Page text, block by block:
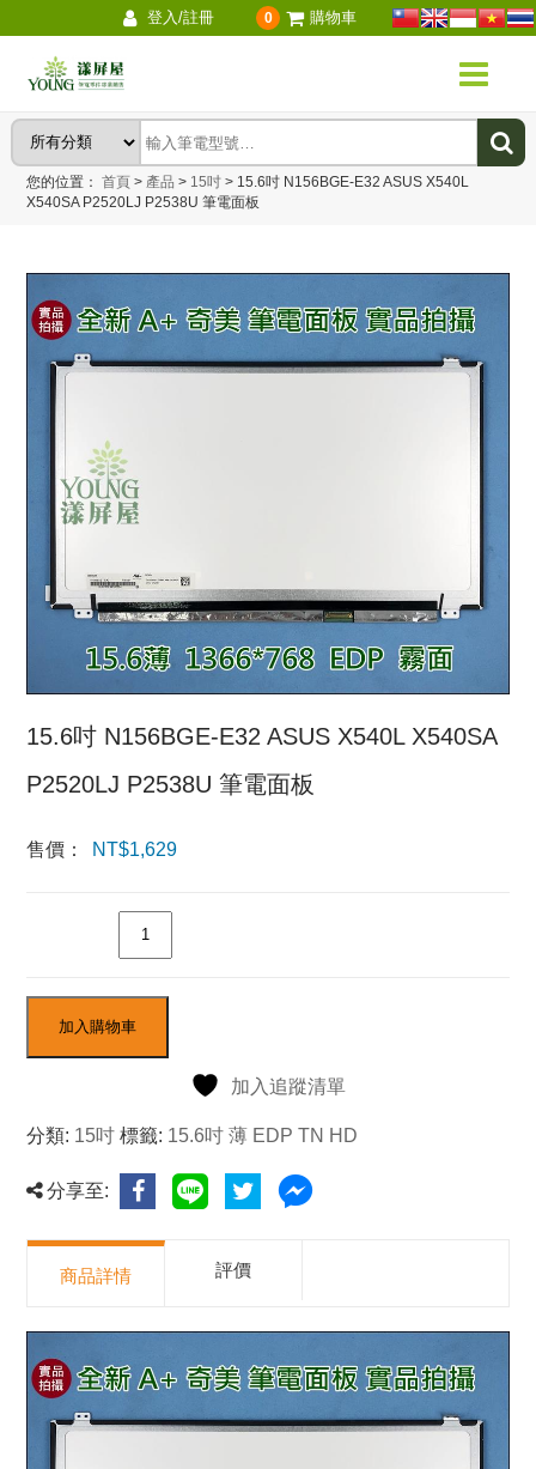
登入/註冊 0 購物車
您的位置：首頁 > 產品 > 15吋 > 15.6吋 N156BGE-E32 ASUS X540L
X540SA P2520LJ P2538U 筆電面板
15.6吋 N156BGE-E32 ASUS X540L X540SA
P2520LJ P2538U 筆電面板
售價： NT$1,629
加入購物車
加入追蹤清單
分類: 15吋 標籤: 15.6吋 薄 EDP TN HD
分享至:
商品詳情 評價